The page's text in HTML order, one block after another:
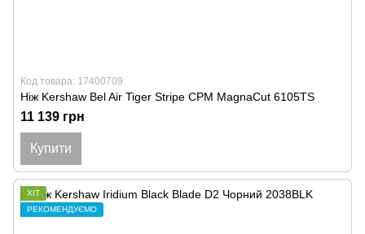
Код товара: 17400709
Ніж Kershaw Bel Air Tiger Stripe CPM MagnaCut 6105TS
11 139 грн
Купити
ХІТ
РЕКОМЕНДУЄМО